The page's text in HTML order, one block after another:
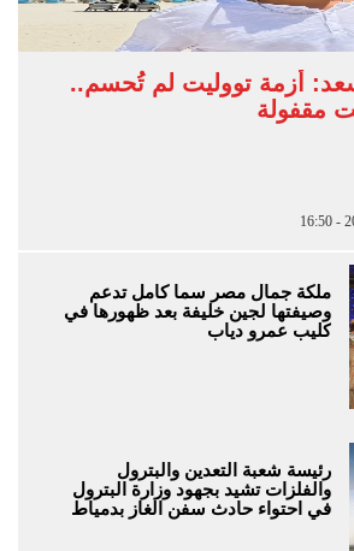
أزمة تووليت لم تُحسم..
مقفولة
ملكة جمال مصر سما كامل تدعم
وصيفتها لجين خليفة بعد ظهورها في
كليب عمرو دياب
رئيسة شعبة التعدين والبترول
والفلزات تشيد بجهود وزارة البترول
في احتواء حادث سفن الغاز بدمياط